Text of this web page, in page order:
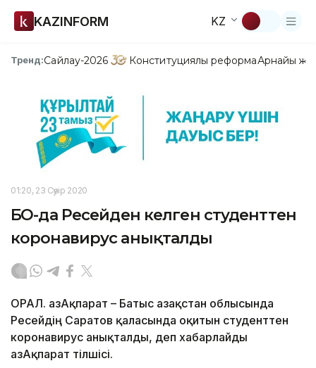
KAZINFORM KZ
Тренд:Сайлау-2026 Конституциялық реформаАрнайы
01:20, 23 Сәуір 2020
БҚО-да Ресейден келген студенттен
коронавирус анықталды
ОРАЛ. ҚазАқпарат – Батыс Қазақстан облысында
Ресейдің Саратов қаласында оқитын студенттен
коронавирус анықталды, деп хабарлайды
ҚазАқпарат тілшісі.